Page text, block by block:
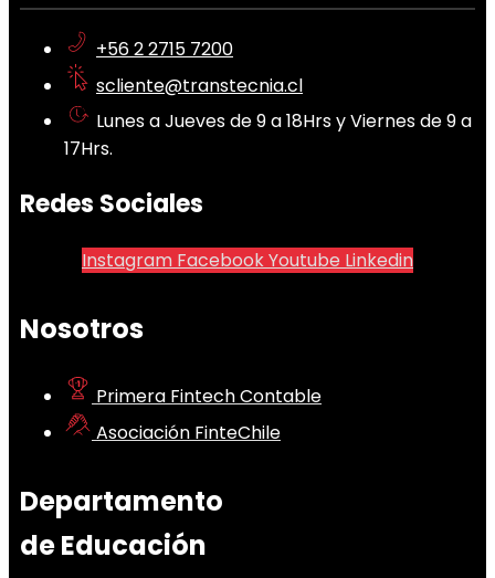
+56 2 2715 7200
scliente@transtecnia.cl
Lunes a Jueves de 9 a 18Hrs y Viernes de 9 a
17Hrs.
Redes Sociales
Instagram FacebookYoutube Linkedin
Nosotros
Primera Fintech Contable
Asociación FinteChile
Departamento
de Educación